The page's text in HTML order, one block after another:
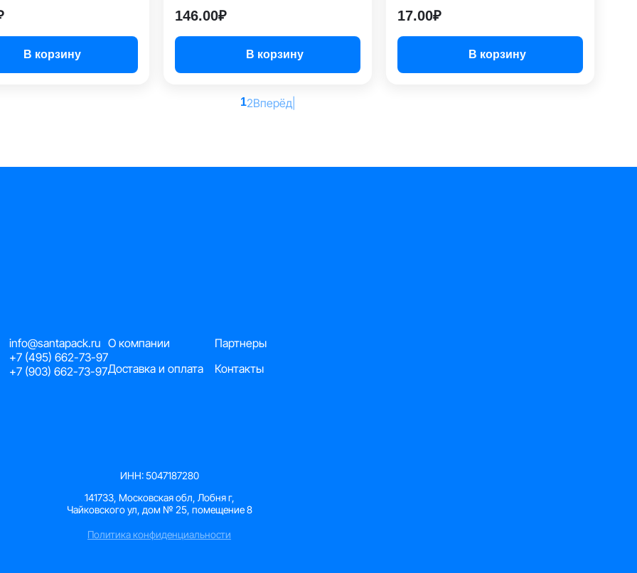
В корзину
146.00₽
В корзину
17.00₽
В корзину
12Вперёд
info@santapack.ru
+7 (495) 662-73-97
+7 (903) 662-73-97
О компании
Партнеры
Доставка и оплата
Контакты
ИНН: 5047187280
141733, Московская обл, Лобня г,
Чайковского ул, дом № 25, помещение 8
Политика конфиденциальности